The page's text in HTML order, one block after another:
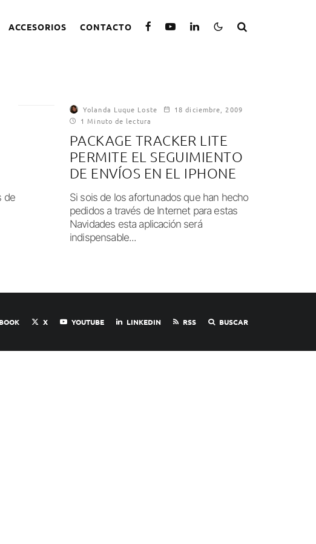
ACCESORIOS CONTACTO
de
Yolanda Luque Loste
18 diciembre, 2009
1 Minuto de lectura
PACKAGE TRACKER LITE
PERMITE EL SEGUIMIENTO
DE ENVÍOS EN EL IPHONE
Si sois de los afortunados que han hecho
pedidos a través de Internet para estas
Navidades esta aplicación será
indispensable...
X YOUTUBE LINKEDIN RSS BUSCAR